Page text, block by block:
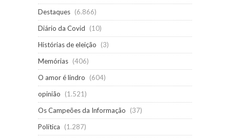
Destaques (6.866)
Diário da Covid
(10)
Histórias de eleição
(3)
Memórias (406)
O amor é lindro
(604)
opinião
(1.521)
Os Campeões da Informação
(37)
Política
(1.287)